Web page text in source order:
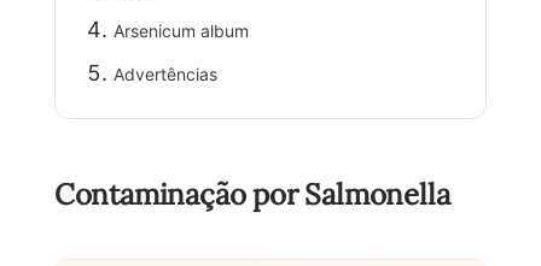
Arsenicum album
Advertências
Contaminação por Salmonella